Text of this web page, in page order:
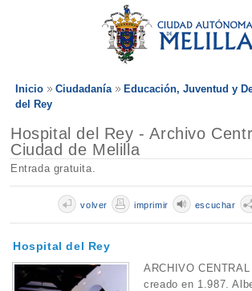
Inicio Ciudadanía Educación, Juventud y
del Rey
Hospital del Rey - Archivo
Ciudad de Melilla
Entrada gratuita.
escuchar
imprimir
volver
Hospital del Rey
ARCHIVO
creado en 1.987.